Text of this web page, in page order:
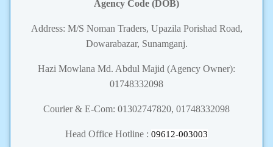
Agency Code (DOB)
Address: M/S Noman Traders, Upazila Porishad Road,
Dowarabazar, Sunamganj.
Hazi Mowlana Md. Abdul Majid (Agency Owner):
01748332098
Courier & E-Com: 01302747820, 01748332098
Head Office Hotline : 09612-003003